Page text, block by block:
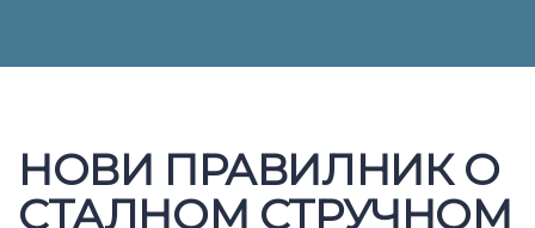
НОВИ ПРАВИЛНИК О
СТАЛНОМ СТРУЧНОМ